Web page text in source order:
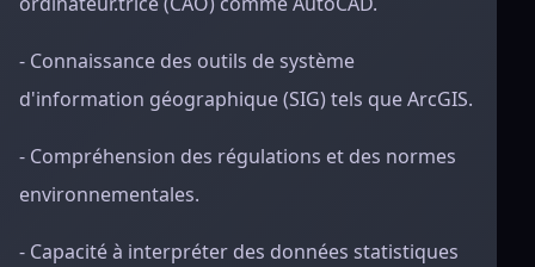
- Connaissance des outils de système
d'information géographique (SIG) tels que ArcGIS.
- Compréhension des régulations et des normes
environnementales.
- Capacité à interpréter des données statistiques